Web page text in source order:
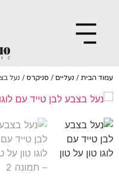
הבית/נעליים /סניקרס/ נעל בצבע לבן